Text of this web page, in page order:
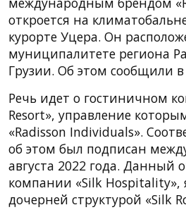
откроется на
курорте Уцера. Он
муниципалитете региона
Грузии. Об этом сообщили в
Речь идет о гостиничном
Resort», управление
«Radisson Individuals».
об этом был подписан
августа 2022 года. Данный
компании «Silk
дочерней структурой «Silk